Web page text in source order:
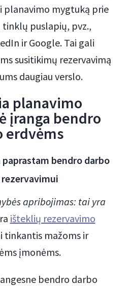
planavimo mygtuką prie
tinklų puslapių, pvz.,
ir Google. Tai gali
susitikimų rezervavimą
daugiau verslo.
planavimo
įranga bendro
erdvėms
paprastam bendro darbo
apribojimas: tai yra
išteklių rezervavimo
tinkantis mažoms ir
įmonėms.
bendro darbo